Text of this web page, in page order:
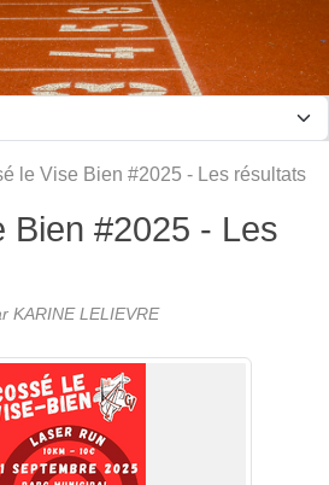
le Vise Bien #2025 - Les résultats
Bien #2025 - Les
KARINE LELIEVRE